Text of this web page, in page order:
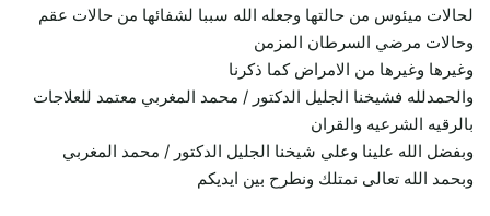
لحالات ميئوس من حالتها وجعله الله سببا لشفائها من حالات عقم
وحالات مرضي السرطان المزمن
وغيرها وغيرها من الامراض كما ذكرنا
والحمدلله فشيخنا الجليل الدكتور / محمد المغربي معتمد للعلاجات
بالرقيه الشرعيه والقران
وبفضل الله علينا وعلي شيخنا الجليل الدكتور / محمد المغربي
وبحمد الله تعالى نمتلك ونطرح بين ايديكم